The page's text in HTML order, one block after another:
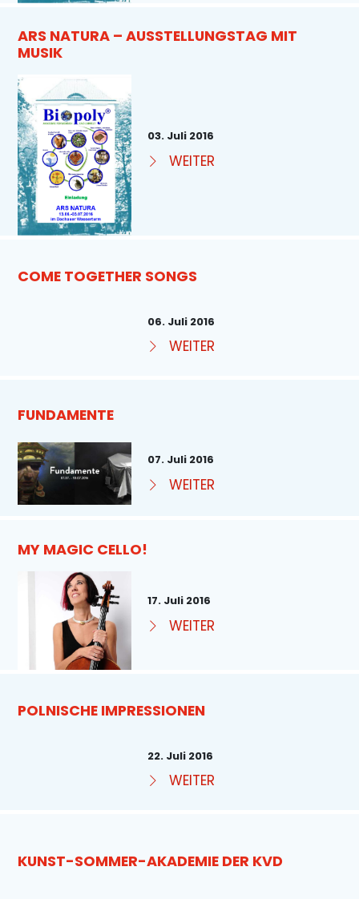
ARS NATURA – AUSSTELLUNGSTAG MIT
MUSIK
03. Juli 2016
WEITER
COME TOGETHER SONGS
06. Juli 2016
WEITER
FUNDAMENTE
07. Juli 2016
WEITER
MY MAGIC CELLO!
17. Juli 2016
WEITER
POLNISCHE IMPRESSIONEN
22. Juli 2016
WEITER
KUNST-SOMMER-AKADEMIE DER KVD